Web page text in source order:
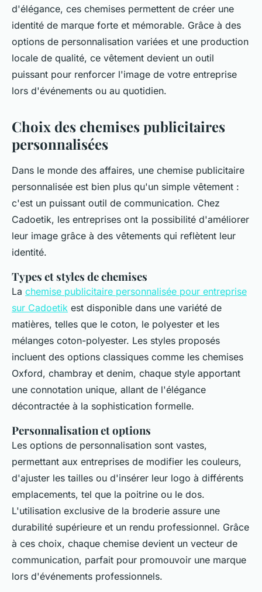
d'élégance, ces chemises permettent de créer une
identité de marque forte et mémorable. Grâce à des
options de personnalisation variées et une production
locale de qualité, ce vêtement devient un outil
puissant pour renforcer l'image de votre entreprise
lors d'événements ou au quotidien.
Choix des chemises publicitaires
personnalisées
Dans le monde des affaires, une chemise publicitaire
personnalisée est bien plus qu'un simple vêtement :
c'est un puissant outil de communication. Chez
Cadoetik, les entreprises ont la possibilité d'améliorer
leur image grâce à des vêtements qui reflètent leur
identité.
Types et styles de chemises
La chemise publicitaire personnalisée pour entreprise
sur Cadoetik est disponible dans une variété de
matières, telles que le coton, le polyester et les
mélanges coton-polyester. Les styles proposés
incluent des options classiques comme les chemises
Oxford, chambray et denim, chaque style apportant
une connotation unique, allant de l'élégance
décontractée à la sophistication formelle.
Personnalisation et options
Les options de personnalisation sont vastes,
permettant aux entreprises de modifier les couleurs,
d'ajuster les tailles ou d'insérer leur logo à différents
emplacements, tel que la poitrine ou le dos.
L'utilisation exclusive de la broderie assure une
durabilité supérieure et un rendu professionnel. Grâce
à ces choix, chaque chemise devient un vecteur de
communication, parfait pour promouvoir une marque
lors d'événements professionnels.